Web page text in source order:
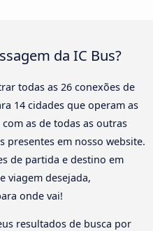
da IC Bus?
todas as 26 conexões de
14 cidades que operam as
as de todas as outras
presentes em nosso website.
de partida e destino em
viagem desejada,
onde vai!
resultados de busca por